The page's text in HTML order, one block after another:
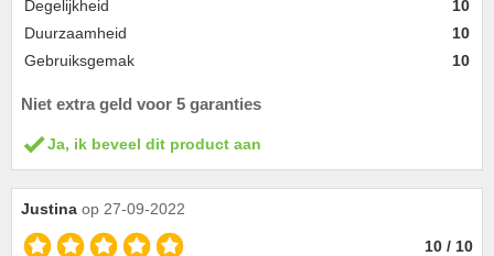
Degelijkheid
10
Duurzaamheid
10
Gebruiksgemak
10
Niet extra geld voor 5 garanties
Ja, ik beveel dit product aan
Justina op 27-09-2022
10 / 10